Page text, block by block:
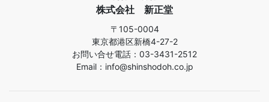
株式会社 新正堂
〒105-0004
東京都港区新橋4-27-2
お問い合せ電話：03-3431-2512
Email：info@shinshodoh.co.jp